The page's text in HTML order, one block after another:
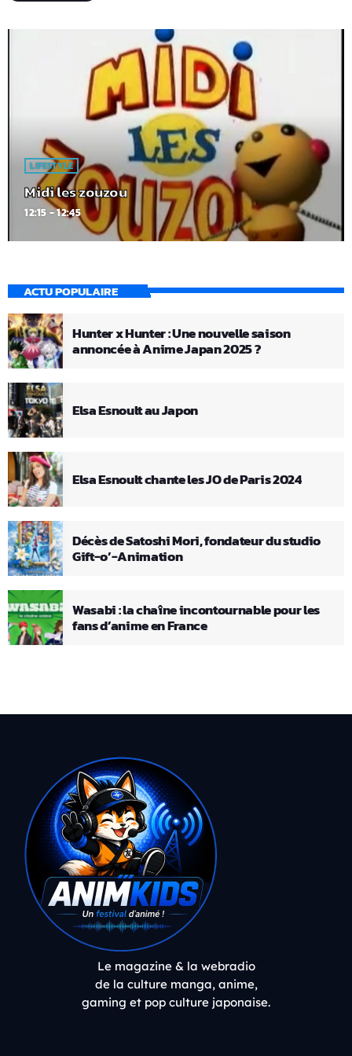
LIFESTYLE
Midi les zouzou
12:15 - 12:45
ACTU POPULAIRE
Hunter x Hunter : Une nouvelle saison
annoncée à Anime Japan 2025 ?
Elsa Esnoult au Japon
Elsa Esnoult chante les JO de Paris 2024
Décès de Satoshi Mori, fondateur du studio
Gift-o’-Animation
Wasabi : la chaîne incontournable pour les
fans d’anime en France
Le magazine & la webradio
de la culture manga, anime,
gaming et pop culture japonaise.